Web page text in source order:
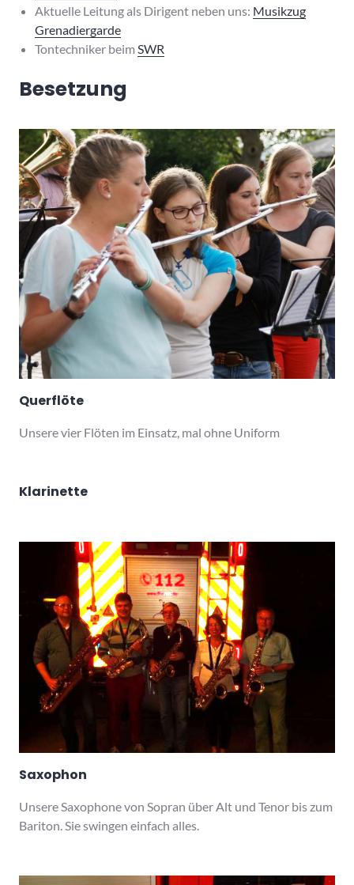
Aktuelle Leitung als Dirigent neben uns: Musikzug
Grenadiergarde
Tontechniker beim SWR
Besetzung
Querflöte
Unsere vier Flöten im Einsatz, mal ohne Uniform
Klarinette
Saxophon
Unsere Saxophone von Sopran über Alt und Tenor bis zum
Bariton. Sie swingen einfach alles.